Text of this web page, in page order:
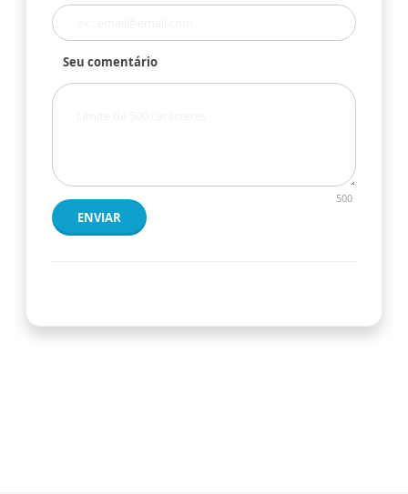
Seu comentário
500
ENVIAR